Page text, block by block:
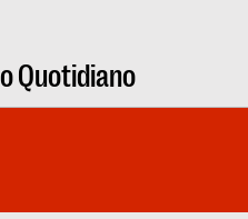
Quotidiano